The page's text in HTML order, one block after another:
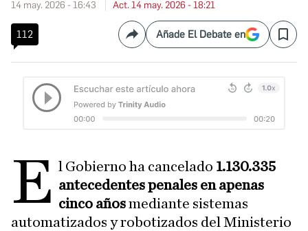
14 may. 2026 - 16:43 Act. 14 may. 2026 - 18:21
112 CompartirAñade El Debate en Save
E l Gobierno ha cancelado 1.130.335
antecedentes penales en apenas
cinco añosmediante sistemas
automatizados y robotizados del Ministerio